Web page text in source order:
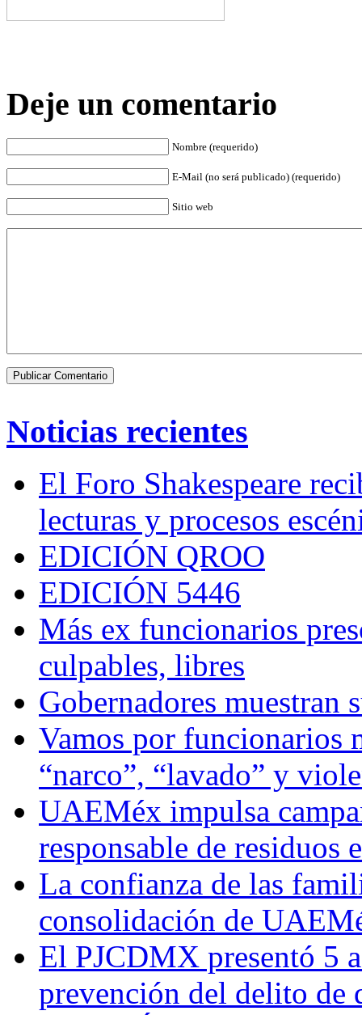
Deje un comentario
Nombre (requerido)
E-Mail (no será publicado) (requerido)
Sitio web
Noticias recientes
El Foro Shakespeare
lecturas y procesos
EDICIÓN QROO
EDICIÓN 5446
Más ex funcionarios
culpables, libres
Gobernadores muestran
Vamos por funcionarios
“narco”, “lavado” y
UAEMéx impulsa
responsable de residuos
La confianza de las
consolidación de
El PJCDMX presentó 5
prevención del delito de